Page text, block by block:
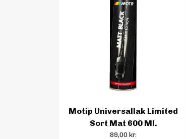
Motip Universallak Limited
Sort Mat 600 Ml.
89,00 kr.